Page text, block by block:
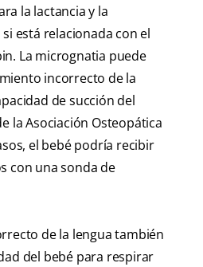
la lactancia y la
está relacionada con el
La micrognatia puede
incorrecto de la
de succión del
la Asociación Osteopática
el bebé podría recibir
con una sonda de
de la lengua también
del bebé para respirar